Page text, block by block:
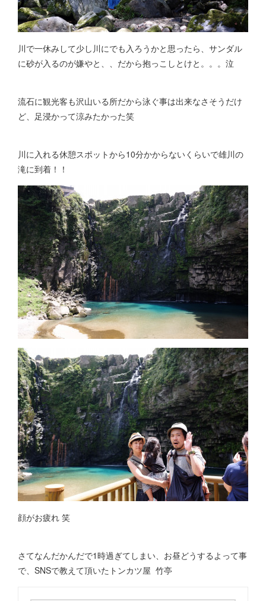
川で一休みして少し川にでも入ろうかと思ったら、サンダル
に砂が入るのが嫌やと、、だから抱っこしとけと。。。泣
流石に観光客も沢山いる所だから泳ぐ事は出来なさそうだけ
ど、足浸かって涼みたかった笑
川に入れる休憩スポットから10分かからないくらいで雄川の
滝に到着！！
顔がお疲れ 笑
さてなんだかんだで1時過ぎてしまい、お昼どうするよって事
で、SNSで教えて頂いたトンカツ屋 竹亭